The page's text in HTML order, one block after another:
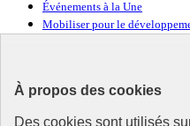
À propos des cookies
Des cookies sont utilisés
Événements à la Une
Mobiliser pour le
Ressources